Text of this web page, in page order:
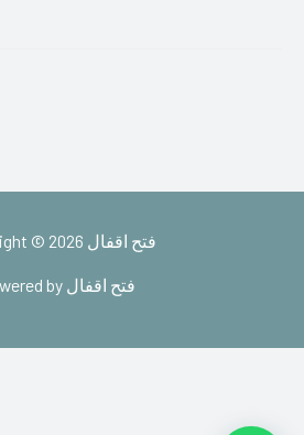
Copyright © 2026 فتح اقفال
Powered by فتح اقفال